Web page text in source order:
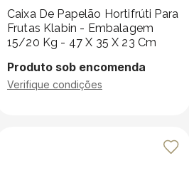
Caixa De Papelão Hortifrúti Para
Frutas Klabin - Embalagem
15/20 Kg - 47 X 35 X 23 Cm
Produto sob encomenda
Verifique condições